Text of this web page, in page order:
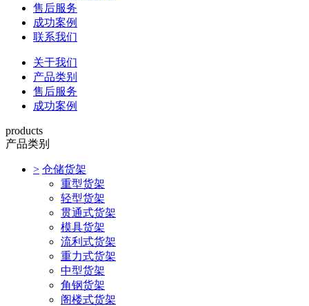
售后服务
成功案例
联系我们
关于我们
产品类别
售后服务
成功案例
products
产品类别
> 仓储货架
重型货架
轻型货架
贯通式货架
模具货架
流利式货架
重力式货架
中型货架
角钢货架
阁楼式货架